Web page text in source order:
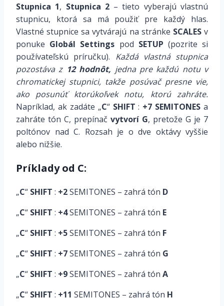
Stupnica 1, Stupnica 2– tieto vyberajú vlastnú
stupnicu, ktorá sa má použiť pre každý hlas.
Vlastné stupnice sa vytvárajú na stránke SCALESv
ponuke Globál Settings pod SETUP (pozrite si
používateľskú príručku). Každá vlastná stupnica
pozostáva z 12 hodnôt, jedna pre každú notu v
chromatickej stupnici, takže posúvač presne vie,
ako posunúť ktorúkoľvek notu, ktorú zahráte.
Napríklad, ak zadáte „C“ SHIFT : +7 SEMITONES a
zahráte tón C, prepínač vytvorí G, pretože G je 7
poltónov nad C. Rozsah je o dve oktávy vyššie
alebo nižšie.
Príklady od C:
„C“ SHIFT : +2SEMITONES – zahrá tón D
„C“ SHIFT : +4SEMITONES – zahrá tón E
„C“ SHIFT : +5SEMITONES – zahrá tón F
„C“ SHIFT : +7SEMITONES – zahrá tón G
„C“ SHIFT : +9SEMITONES – zahrá tón A
„C“ SHIFT : +11 SEMITONES – zahrá tón H